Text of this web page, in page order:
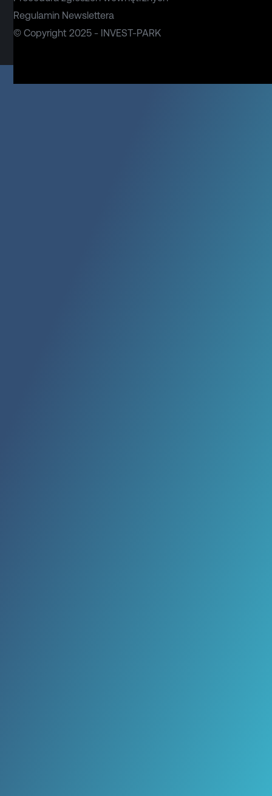
© Copyright 2025 - INVEST-PARK
Regulamin Newslettera